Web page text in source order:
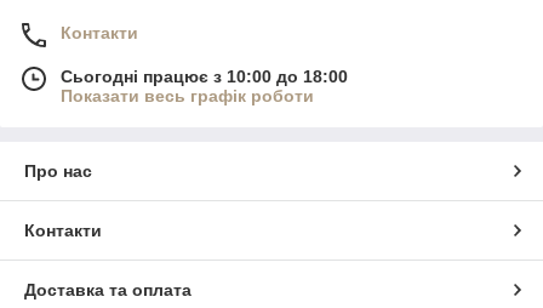
Контакти
Сьогодні працює з 10:00 до 18:00
Показати весь графік роботи
Про нас
Контакти
Доставка та оплата